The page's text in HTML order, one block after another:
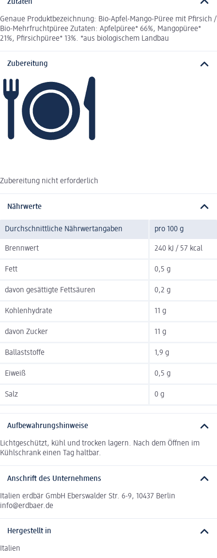
Zutaten
Genaue Produktbezeichnung: Bio-Apfel-Mango-Püree mit Pfirsich /
Bio-Mehrfruchtpüree Zutaten: Apfelpüree* 66%, Mangopüree*
21%, Pfirsichpüree* 13%. *aus biologischem Landbau
Zubereitung
Zubereitung nicht erforderlich
Nährwerte
Durchschnittliche Nährwertangaben pro 100 g
Brennwert 240 kJ / 57 kcal
Fett 0,5 g
davon gesättigte Fettsäuren 0,2 g
Kohlenhydrate 11 g
davon Zucker 11 g
Ballaststoffe 1,9 g
Eiweiß 0,5 g
Salz 0 g
Aufbewahrungshinweise
Lichtgeschützt, kühl und trocken lagern. Nach dem Öffnen im
Kühlschrank einen Tag haltbar.
Anschrift des Unternehmens
Italien erdbär GmbH Eberswalder Str. 6-9, 10437 Berlin
info@erdbaer.de
Hergestellt in
Italien